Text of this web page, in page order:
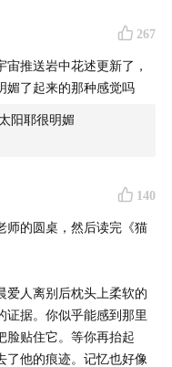
娘」般的人生吸引
另一种对生活的激
确是思想的先驱」
现思想与生活的关系
为电影或其他媒介
work.
happy,
267
推送岩中花述更新了，
媚了起来的那种感觉吗
阳耶很明媚
140
师的圆桌，然后读完《猫
爱人离别后枕头上柔软的
证据。你似乎能感到那里
脸贴住它。等你再抬起
了他的痕迹。记忆也好像